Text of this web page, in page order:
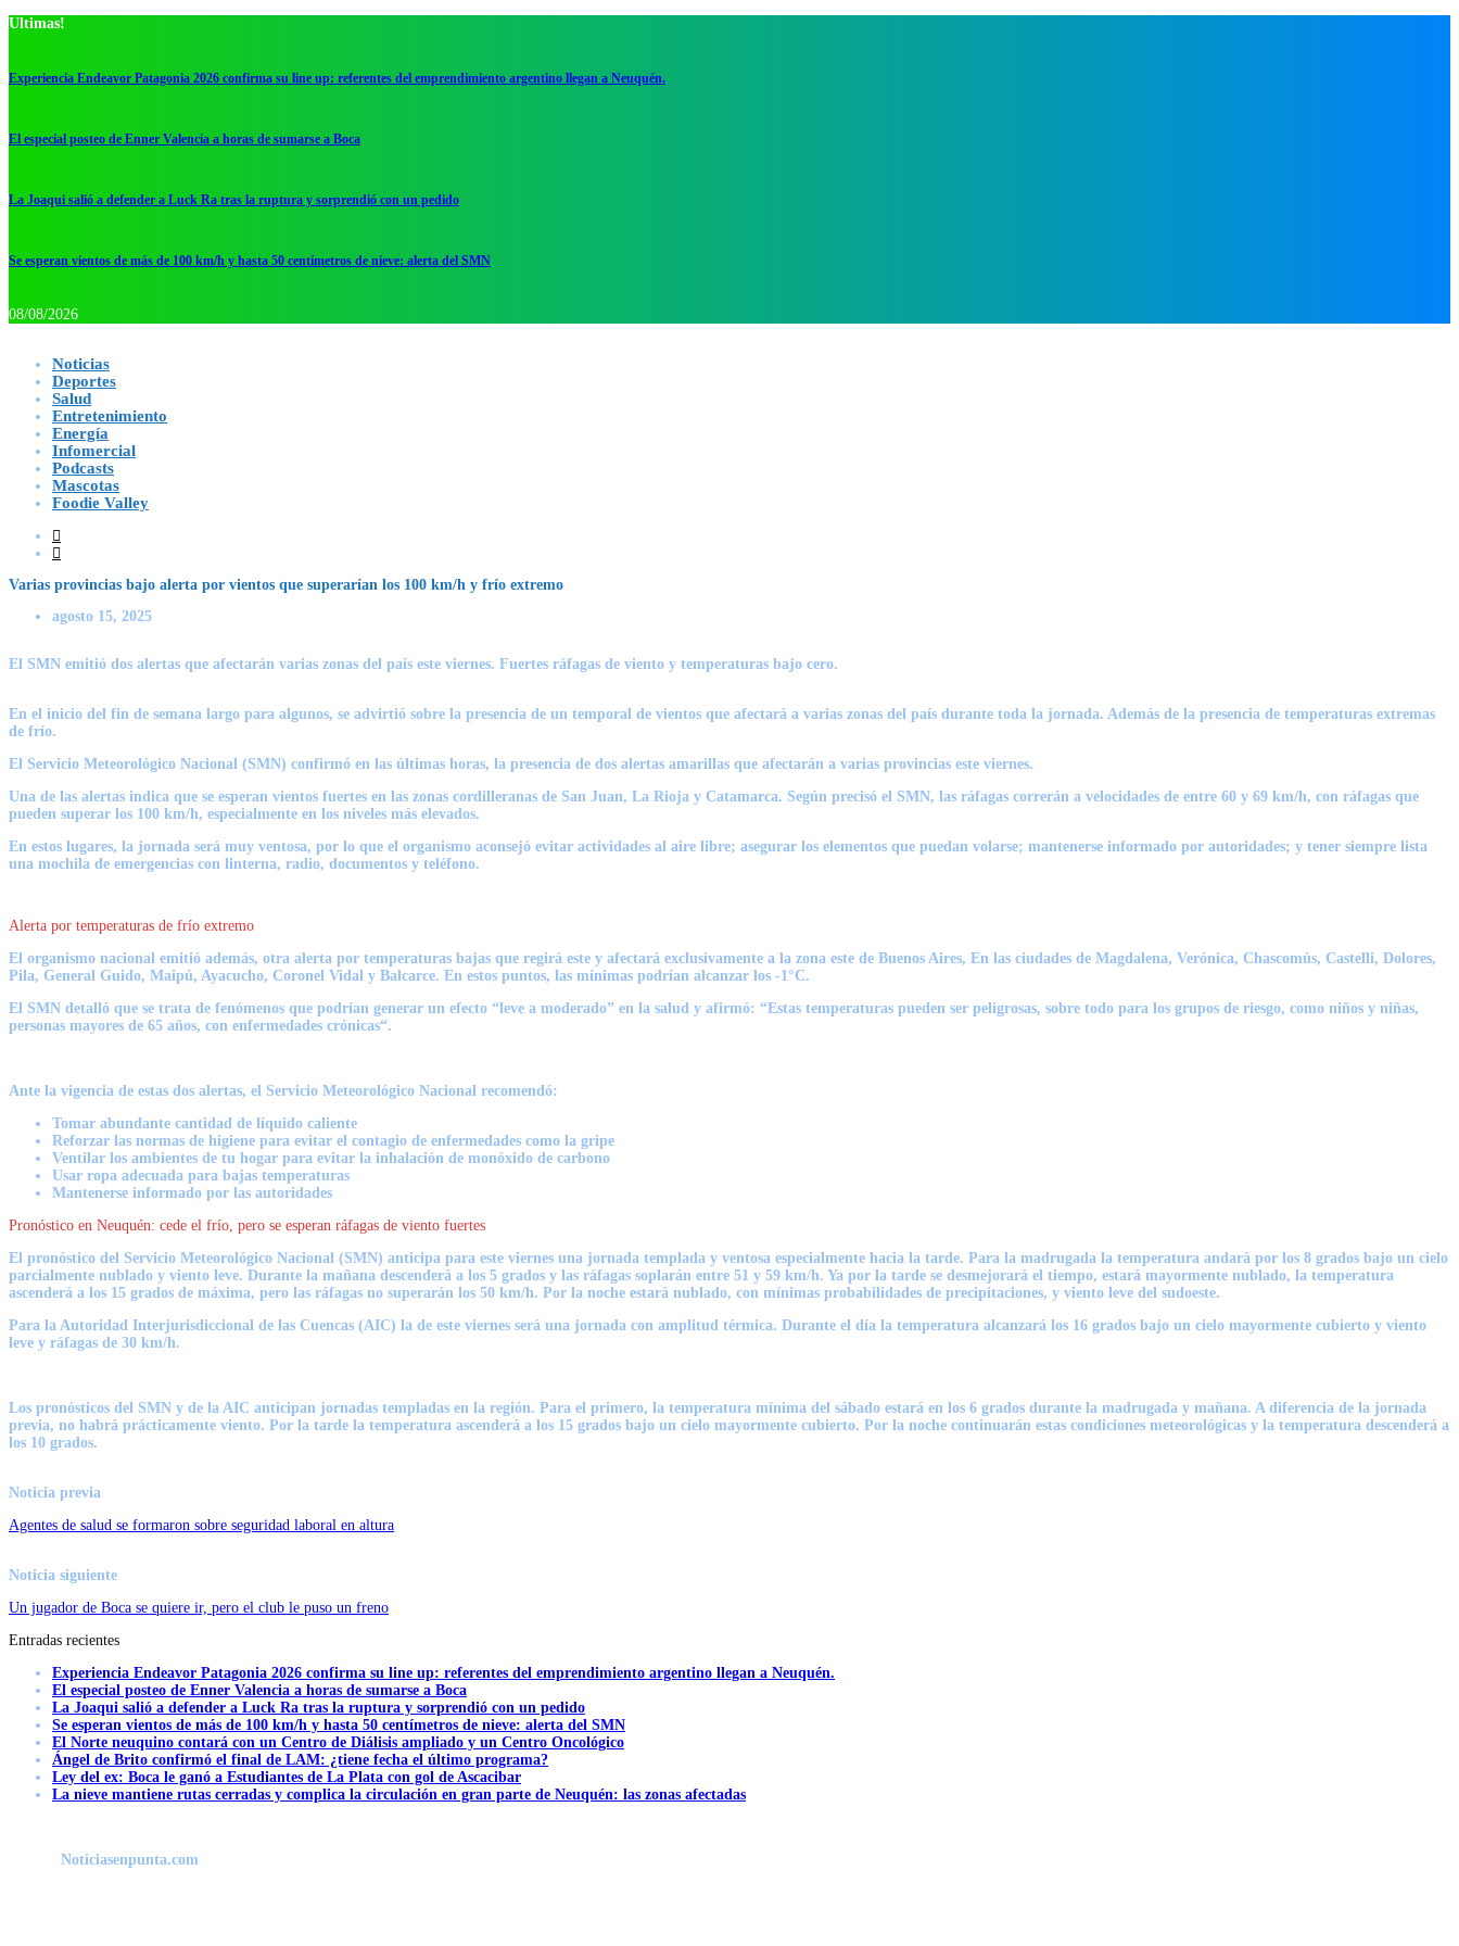
Ultimas!
Experiencia Endeavor Patagonia 2026 confirma su line up: referentes del emprendimiento argentino llegan a Neuquén.
El especial posteo de Enner Valencia a horas de sumarse a Boca
La Joaqui salió a defender a Luck Ra tras la ruptura y sorprendió con un pedido
Se esperan vientos de más de 100 km/h y hasta 50 centímetros de nieve: alerta del SMN
08/08/2026
Noticias
Deportes
Salud
Entretenimiento
Energía
Infomercial
Podcasts
Mascotas
Foodie Valley
Varias provincias bajo alerta por vientos que superarían los 100 km/h y frío extremo
agosto 15, 2025
El SMN emitió dos alertas que afectarán varias zonas del país este viernes. Fuertes ráfagas de viento y temperaturas bajo cero.
En el inicio del fin de semana largo para algunos, se advirtió sobre la presencia de un temporal de vientos que afectará a varias zonas del país durante toda la jornada. Además de la presencia de temperaturas extremas
de frío.
El Servicio Meteorológico Nacional (SMN) confirmó en las últimas horas, la presencia de dos alertas amarillas que afectarán a varias provincias este viernes.
Una de las alertas indica que se esperan vientos fuertes en las zonas cordilleranas de San Juan, La Rioja y Catamarca. Según precisó el SMN, las ráfagas correrán a velocidades de entre 60 y 69 km/h, con ráfagas que
pueden superar los 100 km/h, especialmente en los niveles más elevados.
En estos lugares, la jornada será muy ventosa, por lo que el organismo aconsejó evitar actividades al aire libre; asegurar los elementos que puedan volarse; mantenerse informado por autoridades; y tener siempre lista
una mochila de emergencias con linterna, radio, documentos y teléfono.
Alerta por temperaturas de frío extremo
El organismo nacional emitió además, otra alerta por temperaturas bajas que regirá este y afectará exclusivamente a la zona este de Buenos Aires, En las ciudades de Magdalena, Verónica, Chascomús, Castelli, Dolores,
Pila, General Guido, Maipú, Ayacucho, Coronel Vidal y Balcarce. En estos puntos, las mínimas podrían alcanzar los -1°C.
El SMN detalló que se trata de fenómenos que podrían generar un efecto “leve a moderado” en la salud y afirmó: “Estas temperaturas pueden ser peligrosas, sobre todo para los grupos de riesgo, como niños y niñas,
personas mayores de 65 años, con enfermedades crónicas“.
Ante la vigencia de estas dos alertas, el Servicio Meteorológico Nacional recomendó:
Tomar abundante cantidad de líquido caliente
Reforzar las normas de higiene para evitar el contagio de enfermedades como la gripe
Ventilar los ambientes de tu hogar para evitar la inhalación de monóxido de carbono
Usar ropa adecuada para bajas temperaturas
Mantenerse informado por las autoridades
Pronóstico en Neuquén: cede el frío, pero se esperan ráfagas de viento fuertes
El pronóstico del Servicio Meteorológico Nacional (SMN) anticipa para este viernes una jornada templada y ventosa especialmente hacia la tarde. Para la madrugada la temperatura andará por los 8 grados bajo un cielo
parcialmente nublado y viento leve. Durante la mañana descenderá a los 5 grados y las ráfagas soplarán entre 51 y 59 km/h. Ya por la tarde se desmejorará el tiempo, estará mayormente nublado, la temperatura
ascenderá a los 15 grados de máxima, pero las ráfagas no superarán los 50 km/h. Por la noche estará nublado, con mínimas probabilidades de precipitaciones, y viento leve del sudoeste.
Para la Autoridad Interjurisdiccional de las Cuencas (AIC) la de este viernes será una jornada con amplitud térmica. Durante el día la temperatura alcanzará los 16 grados bajo un cielo mayormente cubierto y viento
leve y ráfagas de 30 km/h.
Los pronósticos del SMN y de la AIC anticipan jornadas templadas en la región. Para el primero, la temperatura mínima del sábado estará en los 6 grados durante la madrugada y mañana. A diferencia de la jornada
previa, no habrá prácticamente viento. Por la tarde la temperatura ascenderá a los 15 grados bajo un cielo mayormente cubierto. Por la noche continuarán estas condiciones meteorológicas y la temperatura descenderá a
los 10 grados.
Noticia previa
Agentes de salud se formaron sobre seguridad laboral en altura
Noticia siguiente
⁠Un jugador de Boca se quiere ir, pero el club le puso un freno
Entradas recientes
Experiencia Endeavor Patagonia 2026 confirma su line up: referentes del emprendimiento argentino llegan a Neuquén.
El especial posteo de Enner Valencia a horas de sumarse a Boca
La Joaqui salió a defender a Luck Ra tras la ruptura y sorprendió con un pedido
Se esperan vientos de más de 100 km/h y hasta 50 centímetros de nieve: alerta del SMN
El Norte neuquino contará con un Centro de Diálisis ampliado y un Centro Oncológico
Ángel de Brito confirmó el final de LAM: ¿tiene fecha el último programa?
Ley del ex: Boca le ganó a Estudiantes de La Plata con gol de Ascacibar
La nieve mantiene rutas cerradas y complica la circulación en gran parte de Neuquén: las zonas afectadas
Noticiasenpunta.com